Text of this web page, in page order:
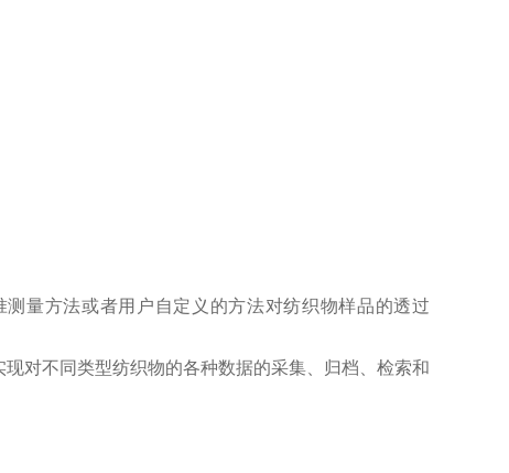
测量方法或者用户自定义的方法对纺织物样品的透过
现对不同类型纺织物的各种数据的采集、归档、检索和